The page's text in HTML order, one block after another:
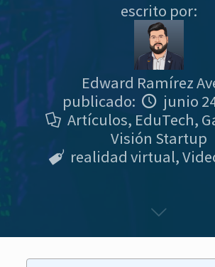
escrito por:
Edward Ramírez
publicado:
junio
Artículos, EduTech,
Visión Startup
realidad virtual,